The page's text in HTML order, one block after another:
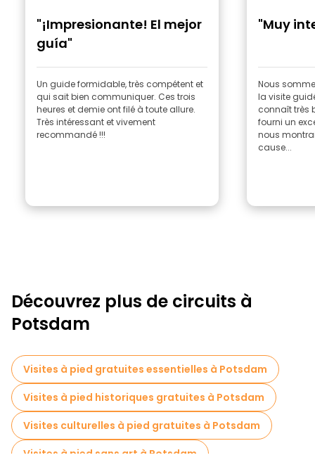
"¡Impresionante! El mejor
guía"
Un guide formidable, très compétent et
qui sait bien communiquer. Ces trois
heures et demie ont filé à toute allure.
Très intéressant et vivement
recommandé !!!
"Muy
Nous
la visite
connaît très
fourni un
nous
cause...
Découvrez plus de circuits à
Potsdam
Visites à pied gratuites essentielles à Potsdam
Visites à pied historiques gratuites à Potsdam
Visites culturelles à pied gratuites à Potsdam
Visites à pied sans art à Potsdam